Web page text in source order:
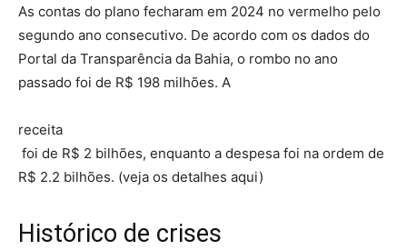
As contas do plano fecharam em 2024 no vermelho pelo
segundo ano consecutivo. De acordo com os dados do
Portal da Transparência da Bahia, o rombo no ano
passado foi de R$ 198 milhões. A
receita
foi de R$ 2 bilhões, enquanto a despesa foi na ordem de
R$ 2.2 bilhões. (veja os detalhes aqui)
Histórico de crises